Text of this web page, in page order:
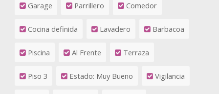
Garage Parrillero Comedor
Cocina definida Lavadero Barbacoa
Piscina Al Frente Terraza
Piso 3 Estado: Muy Bueno Vigilancia